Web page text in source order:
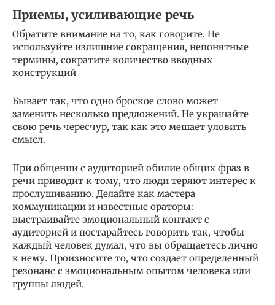
Приемы, усиливающие речь
Обратите внимание на то, как говорите. Не
используйте излишние сокращения, непонятные
термины, сократите количество вводных
конструкций
Бывает так, что одно броское слово может
заменить несколько предложений. Не украшайте
свою речь чересчур, так как это мешает уловить
смысл.
При общении с аудиторией обилие общих фраз в
речи приводит к тому, что люди теряют интерес к
прослушиванию. Делайте как мастера
коммуникации и известные ораторы:
выстраивайте эмоциональный контакт с
аудиторией и постарайтесь говорить так, чтобы
каждый человек думал, что вы обращаетесь лично
к нему. Произносите то, что создает определенный
резонанс с эмоциональным опытом человека или
группы людей.